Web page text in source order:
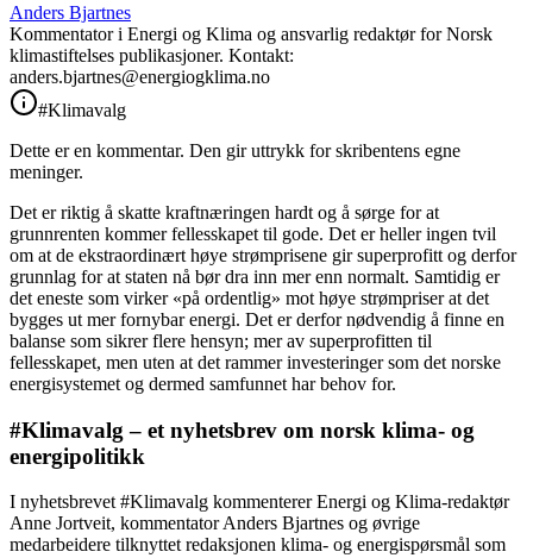
Anders Bjartnes
Kommentator i Energi og Klima og ansvarlig redaktør for Norsk
klimastiftelses publikasjoner. Kontakt:
anders.bjartnes@energiogklima.no
#Klimavalg
Dette er en kommentar. Den gir uttrykk for skribentens egne
meninger.
Det er riktig å skatte kraftnæringen hardt og å sørge for at
grunnrenten kommer fellesskapet til gode. Det er heller ingen tvil
om at de ekstraordinært høye strømprisene gir superprofitt og derfor
grunnlag for at staten nå bør dra inn mer enn normalt. Samtidig er
det eneste som virker «på ordentlig» mot høye strømpriser at det
bygges ut mer fornybar energi. Det er derfor nødvendig å finne en
balanse som sikrer flere hensyn; mer av superprofitten til
fellesskapet, men uten at det rammer investeringer som det norske
energisystemet og dermed samfunnet har behov for.
#Klimavalg – et nyhetsbrev om norsk klima- og
energipolitikk
I nyhetsbrevet #Klimavalg kommenterer Energi og Klima-redaktør
Anne Jortveit, kommentator Anders Bjartnes og øvrige
medarbeidere tilknyttet redaksjonen klima- og energispørsmål som